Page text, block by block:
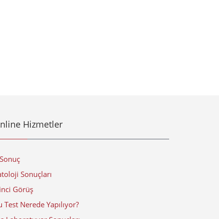
Hizmetler
Sonuçları
Görüş
Test Nerede Yapılıyor?